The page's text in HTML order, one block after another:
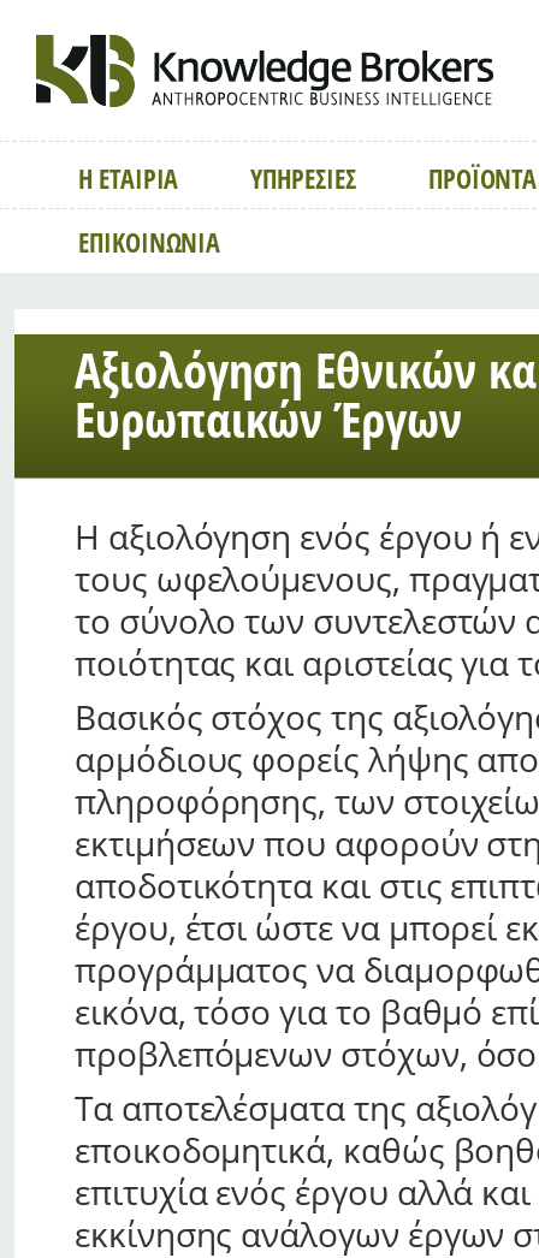
Η ΕΤΑΙΡΙΑ ΥΠΗΡΕΣΙΕΣ
ΠΡΟΪΟΝΤΑ
ΕΠΙΚΟΙΝΩΝΙΑ
Αξιολόγηση Εθνικών
Ευρωπαικών Έργων
Η αξιολόγηση ενός έργου ή
τους ωφελούμενους,
το σύνολο των συντελεστών
ποιότητας και αριστείας
Βασικός στόχος της
αρμόδιους φορείς λήψης
πληροφόρησης, των
εκτιμήσεων που αφορούν
αποδοτικότητα και στις
έργου, έτσι ώστε να μπορεί
προγράμματος να
εικόνα, τόσο για το βαθμό
προβλεπόμενων στόχων, όσο
Τα αποτελέσματα της
εποικοδομητικά, καθώς
επιτυχία ενός έργου αλλά
εκκίνησης ανάλογων έργων